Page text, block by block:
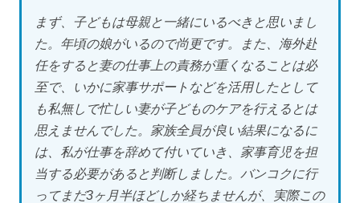
まず、子どもは母親と一緒にいるべきと思いまし
た。年頃の娘がいるので尚更です。また、海外赴
任をすると妻の仕事上の責務が重くなることは必
至で、いかに家事サポートなどを活用したとして
も私無しで忙しい妻が子どものケアを行えるとは
思えませんでした。家族全員が良い結果になるに
は、私が仕事を辞めて付いていき、家事育児を担
当する必要があると判断しました。バンコクに行
ってまだ3ヶ月半ほどしか経ちませんが、実際この